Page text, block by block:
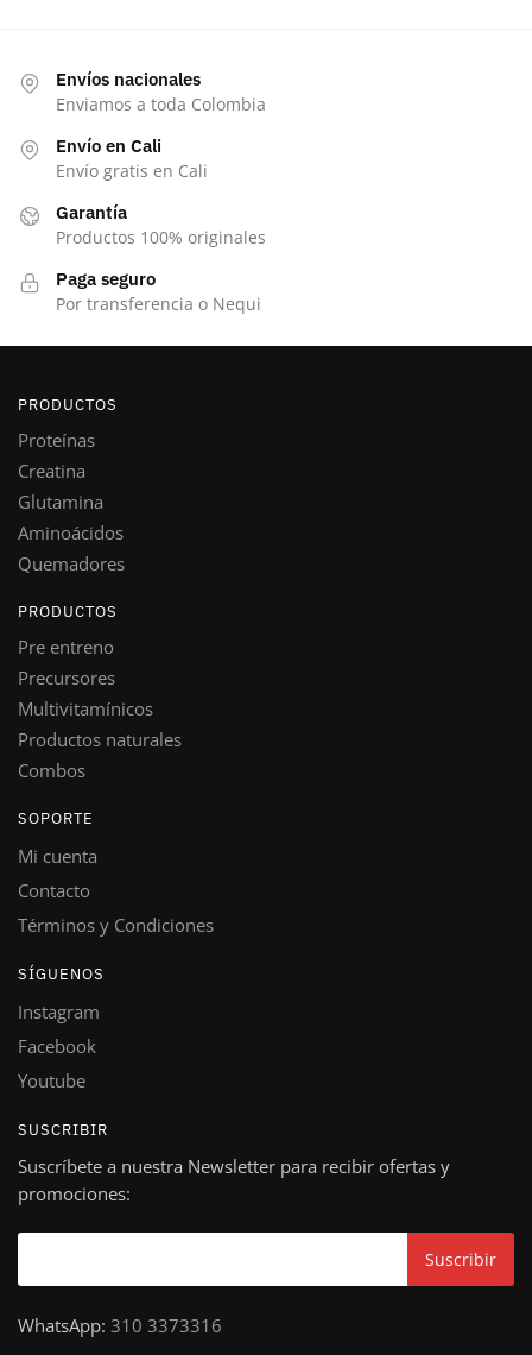
variantes.
Las
se
en
la
página
Envíos nacionales
Enviamos a toda Colombia
Envío en Cali
Envío gratis en Cali
Garantía
Productos 100% originales
Paga seguro
Por transferencia o Nequi
PRODUCTOS
Proteínas
Creatina
Glutamina
Aminoácidos
Quemadores
PRODUCTOS
Pre entreno
Precursores
Multivitamínicos
Productos naturales
Combos
SOPORTE
Mi cuenta
Contacto
Términos y Condiciones
SÍGUENOS
Instagram
Facebook
Youtube
SUSCRIBIR
Suscríbete a nuestra Newsletter para recibir ofertas y
promociones:
WhatsApp: 310 3373316